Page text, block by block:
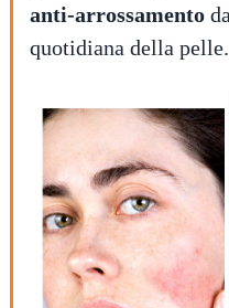
anti-arrossamento
quotidiana della pelle.